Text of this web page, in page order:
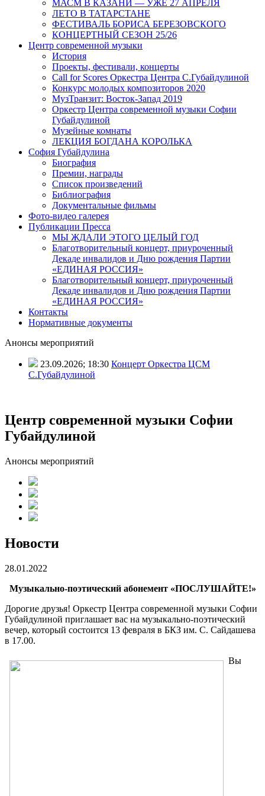
МАСМ В КАЗАНИ — УЖЕ 27 АПРЕЛЯ
ЛЕТО В ТАТАРСТАНЕ
ФЕСТИВАЛЬ БОРИСА БЕРЕЗОВСКОГО
КОНЦЕРТНЫЙ СЕЗОН 25/26
Центр современной музыки
История
Проекты, фестивали, концерты
Call for Scores Оркестра Центра С.Губайдулиной
Конкурс молодых композиторов 2020
МузТранзит: Восток-Запад 2019
Оркестр Центра современной музыки Софии
Губайдулиной
Музейные комнаты
ЛЕКЦИЯ БОГДАНА КОРОЛЬКА
София Губайдулина
Биография
Премии, награды
Список произведений
Библиография
Документальные фильмы
Фото-видео галерея
Публикации Пресса
МЫ ЖДАЛИ ЭТОГО ЦЕЛЫЙ ГОД
Благотворительный концерт, приуроченный
Декаде инвалидов и Дню рождения Партии
«ЕДИНАЯ РОССИЯ»
Благотворительный концерт, приуроченный
Декаде инвалидов и Дню рождения Партии
«ЕДИНАЯ РОССИЯ»
Контакты
Нормативные документы
Анонсы мероприятий
23.09.2026; 18:30 Концерт Оркестра ЦСМ
С.Губайдулиной
Центр современной музыки Софии
Губайдулиной
Анонсы мероприятий
Новости
28.01.2022
Музыкально-поэтический абонемент «ПОСЛУШАЙТЕ!»
Дорогие друзья! Оркестр Центра современной музыки Софии
Губайдулиной приглашает вас на музыкально-поэтический
вечер, который состоится 13 февраля в БКЗ им. С. Сайдашева
в 17.00.
Вы